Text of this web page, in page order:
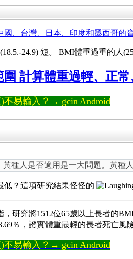
、台灣、日本、印度和墨西哥的
24.9) 短。 BMI體重過重的人
計算體重過輕、正
不易輸入？→ gcin Android
種人是否適用是一大問題。黃種
低？這項研究結果怪怪的
，研究將1512位65歲以上長者的
％，證實體重最輕的長者死亡風
不易輸入？→ gcin Android